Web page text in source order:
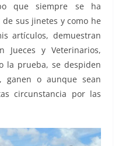
que siempre se ha
sus jinetes y como he
artículos, demuestran
Jueces y Veterinarios,
la prueba, se despiden
ganen o aunque sean
circunstancia por las